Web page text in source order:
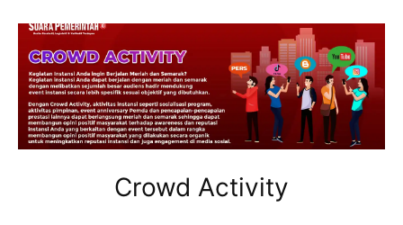
Crowd Activity